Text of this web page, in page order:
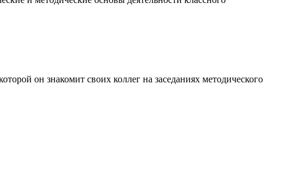
он знакомит своих коллег на заседаниях методического